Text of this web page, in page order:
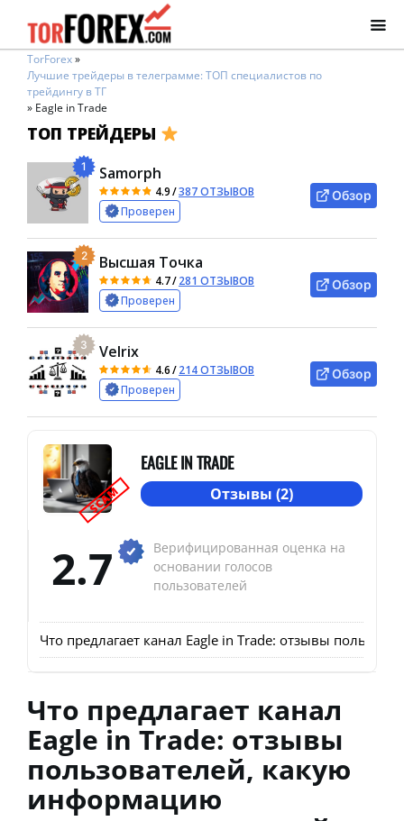
TorForex»
Лучшие трейдеры в телеграмме: ТОП специалистов по
трейдингу в ТГ
» Eagle in Trade
ТОП ТРЕЙДЕРЫ
1 Samorph
4.9/387 ОТЗЫВОВ
Проверен
Обзор
2 Высшая Точка
4.7/281 ОТЗЫВОВ
Проверен
Обзор
3 Velrix
4.6/214 ОТЗЫВОВ
Проверен
Обзор
SCAM
EAGLE IN TRADE
Отзывы (2)
2.7
Верифицированная оценка на
основании голосов
пользователей
Что предлагает канал Eagle in Trade: отзывы
Что предлагает канал
Eagle in Trade: отзывы
пользователей, какую
информацию